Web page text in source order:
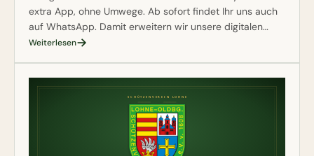
extra App, ohne Umwege. Ab sofort findet Ihr uns auch
auf WhatsApp. Damit erweitern wir unsere digitalen
Kanäle um den Weg, den sich viele von Euch gewünscht
Weiterlesen